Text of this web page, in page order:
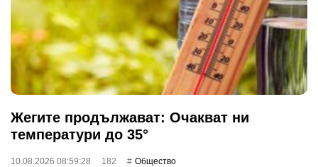
Жегите продължават: Очакват ни
температури до 35°
10.08.2026 08:59:28 182 Общество